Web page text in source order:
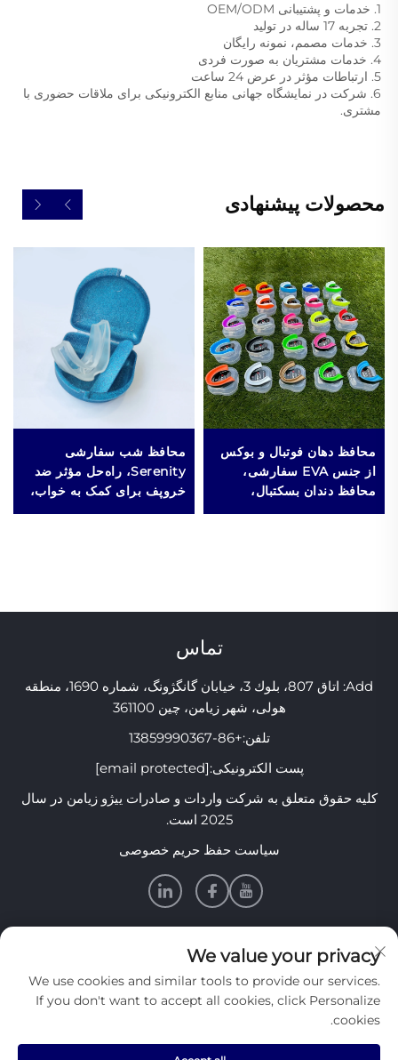
1. خدمات و پشتیبانی OEM/ODM
2. تجربه 17 ساله در تولید
3. خدمات مصمم، نمونه رایگان
4. خدمات مشتریان به صورت فردی
5. ارتباطات مؤثر در عرض 24 ساعت
مشتری.
محصولات پیشنهادی
محافظ دهان فوتبال و بوکس
از جنس EVA سفارشی،
محافظ دندان بسکتبال،
محافظ دهان ورزشی MMA،
محافظ شب سفارشی
Serenity، راه‌حل مؤثر ضد
خروپف برای کمک به خواب،
قطعه دهانی متوقف‌کننده
تماس
Add: اتاق 807، بلوك 3، خیابان گانگژونگ، شماره 1690، منطقه
هولی، شهر زیامن، چین 361100
تلفن:+86-13859990367
پست الکترونیکی:[email protected]
کلیه حقوق متعلق به شرکت واردات و صادرات ییژو زیامن در سال
2025 است.
سیاست حفظ حریم خصوصی
اطلاعات
برای دریافت خبرنامه هفتگی ما عضو شوید
We value your privacy
We use cookies and similar tools to provide our services.
If you don't want to accept all cookies, click Personalize
cookies.